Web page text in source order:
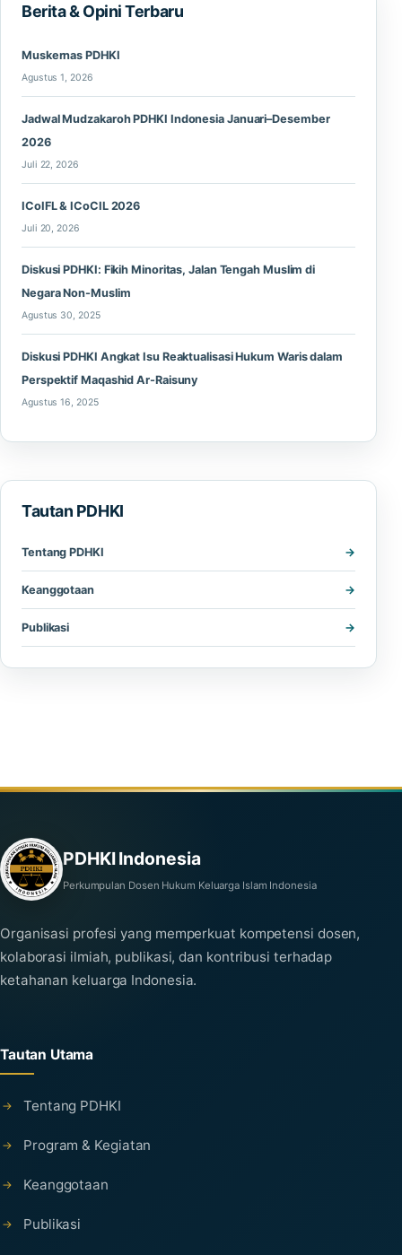
Berita & Opini Terbaru
Muskernas PDHKI
Agustus 1, 2026
Jadwal Mudzakaroh PDHKI Indonesia Januari–Desember
2026
Juli 22, 2026
ICoIFL & ICoCIL 2026
Juli 20, 2026
Diskusi PDHKI: Fikih Minoritas, Jalan Tengah Muslim di
Negara Non-Muslim
Agustus 30, 2025
Diskusi PDHKI Angkat Isu Reaktualisasi Hukum Waris dalam
Perspektif Maqashid Ar-Raisuny
Agustus 16, 2025
Tautan PDHKI
Tentang PDHKI
Keanggotaan
Publikasi
PDHKI Indonesia
Perkumpulan Dosen Hukum Keluarga Islam Indonesia
Organisasi profesi yang memperkuat kompetensi dosen,
kolaborasi ilmiah, publikasi, dan kontribusi terhadap
ketahanan keluarga Indonesia.
Tautan Utama
Tentang PDHKI
Program & Kegiatan
Keanggotaan
Publikasi